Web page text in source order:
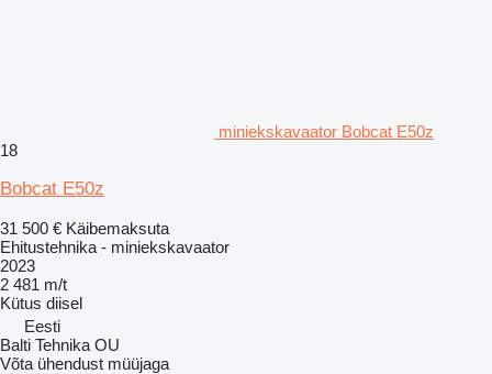
miniekskavaator Bobcat E50z
18
Bobcat E50z
31 500 € Käibemaksuta
Ehitustehnika - miniekskavaator
2023
2 481 m/t
Kütus diisel
Eesti
Balti Tehnika OU
Võta ühendust müüjaga